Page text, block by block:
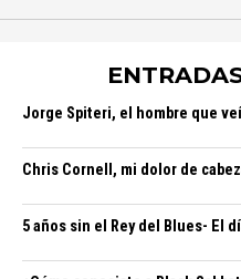
Jorge Spiteri, el hombre que
Chris Cornell, mi dolor de
5 años sin el Rey del Blues- El